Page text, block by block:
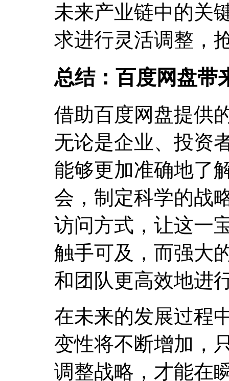
未来产业链中的关
求进行灵活调整，
总结：百度网盘带
借助百度网盘提供
无论是企业、投资
能够更加准确地了
会，制定科学的战
访问方式，让这一
触手可及，而强大
和团队更高效地进
在未来的发展过程
变性将不断增加，
调整战略，才能在